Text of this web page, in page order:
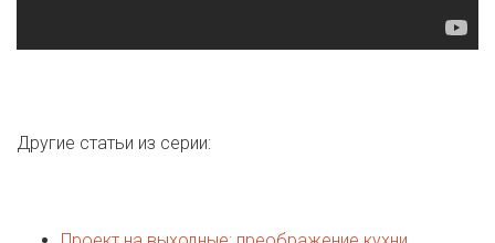
Другие статьи из серии: